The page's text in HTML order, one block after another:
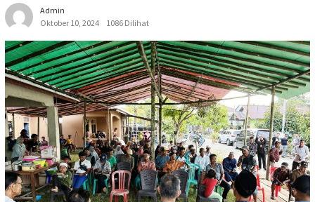
Admin
Oktober 10, 2024
1086 Dilihat